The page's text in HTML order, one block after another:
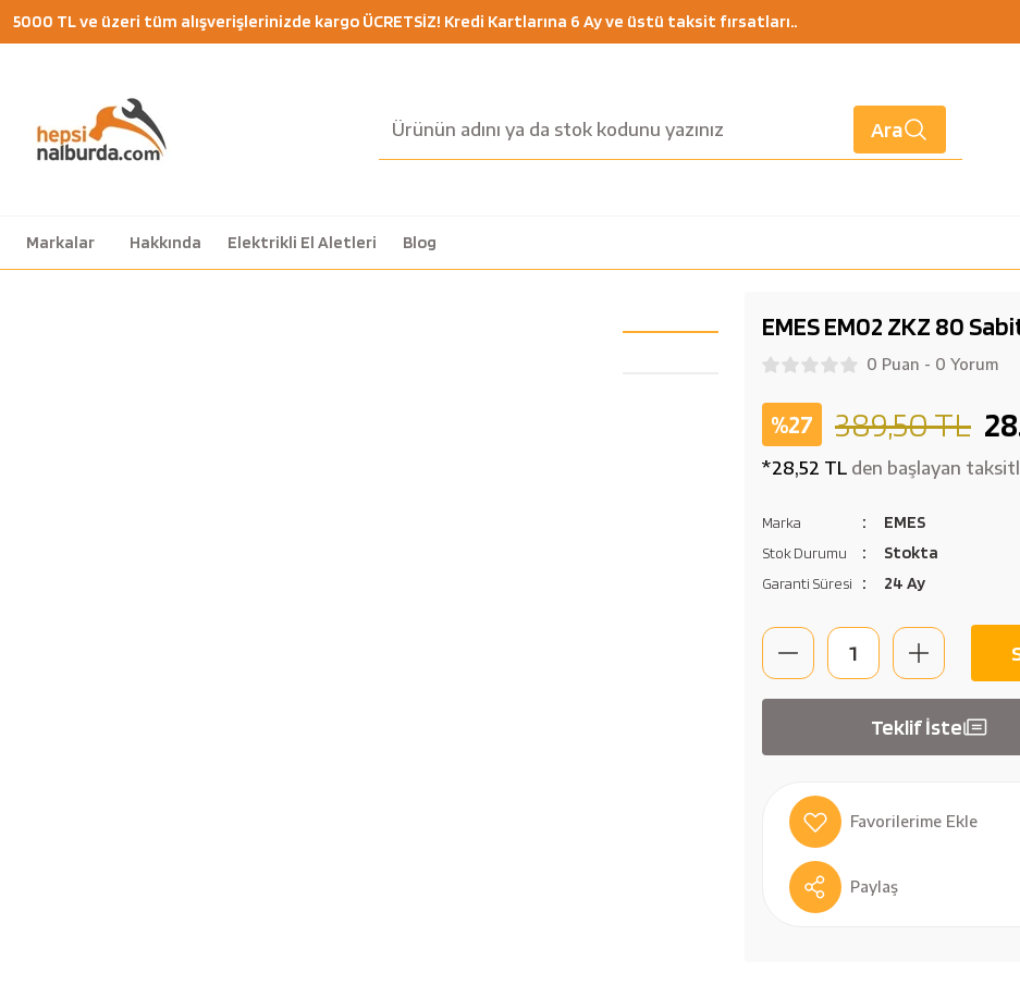
5000 TL ve üzeri tüm alışverişlerinizde kargo ÜCRETSİZ! Kredi Kartlarına 6 Ay ve üstü taksit fırsatları..
Ara
Markalar Hakkında Elektrikli El Aletleri Blog
EMES EM02 ZKZ 80
0 Puan - 0 Yorum
%27 389,50 TL
*28,52 TL den başlayan
Marka EMES
Stok Durumu Stokta
Garanti Süresi 24 Ay
Teklif İste
Paylaş